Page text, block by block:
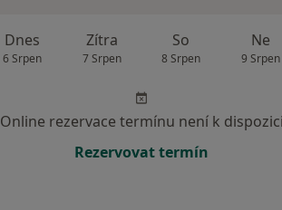
Dnes
6 Srpen
Zítra
7 Srpen
So
8 Srpen
Ne
9 Srpen
Online rezervace termínu není k dispozici
Rezervovat termín